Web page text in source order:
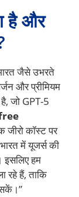
है और
जैसे उभरते
और प्रीमियम
जो GPT-5
कॉस्ट पर
में यूजर्स की
इसलिए हम
हैं, ताकि
सकें।”